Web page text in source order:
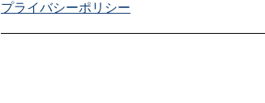
プライバシーポリシー